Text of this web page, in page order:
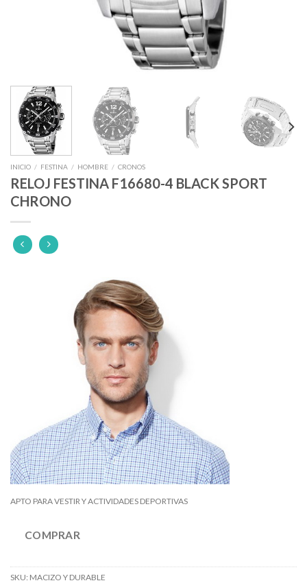
INICIO / FESTINA / HOMBRE / CRONOS
RELOJ FESTINA F16680-4 BLACK SPORT
CHRONO
APTO PARA VESTIR Y ACTIVIDADES DEPORTIVAS
COMPRAR
SKU: MACIZO Y DURABLE